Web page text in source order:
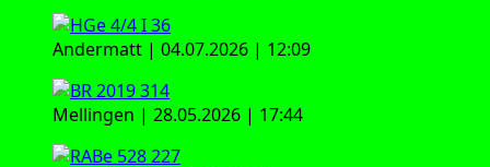
Andermatt | 04.07.2026 | 12:09
Mellingen | 28.05.2026 | 17:44